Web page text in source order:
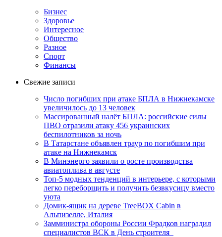
Бизнес
Здоровье
Интересное
Общество
Разное
Спорт
Финансы
Свежие записи
Число погибших при атаке БПЛА в Нижнекамске
увеличилось до 13 человек
Массированный налёт БПЛА: российские силы
ПВО отразили атаку 456 украинских
беспилотников за ночь
В Татарстане объявлен траур по погибшим при
атаке на Нижнекамск
В Минэнерго заявили о росте производства
авиатоплива в августе
Топ-5 модных тенденций в интерьере, с которыми
легко переборщить и получить безвкусицу вместо
уюта
Домик-ящик на дереве TreeBOX Cabin в
Альпизелле, Италия
Замминистра обороны России Фрадков наградил
специалистов ВСК в День строителя